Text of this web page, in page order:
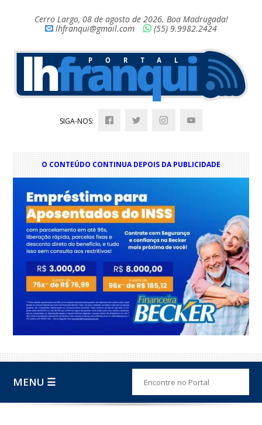
Cerro Largo, 08 de agosto de 2026. Boa Madrugada!
lhfranqui@gmail.com
(55) 9.9982.2424
SIGA-NOS:
O CONTEÚDO CONTINUA DEPOIS DA PUBLICIDADE
MENU ☰